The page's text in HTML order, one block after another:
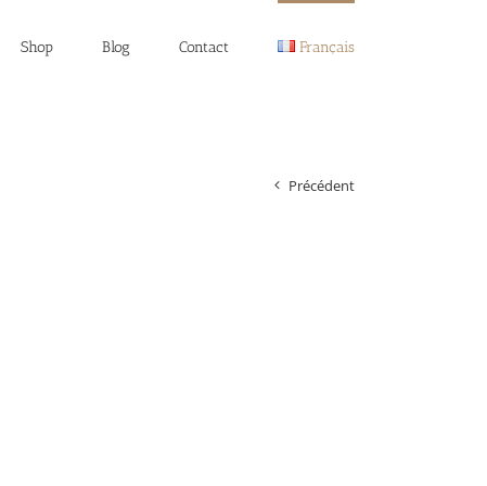
Shop Blog Contact Français
Précédent